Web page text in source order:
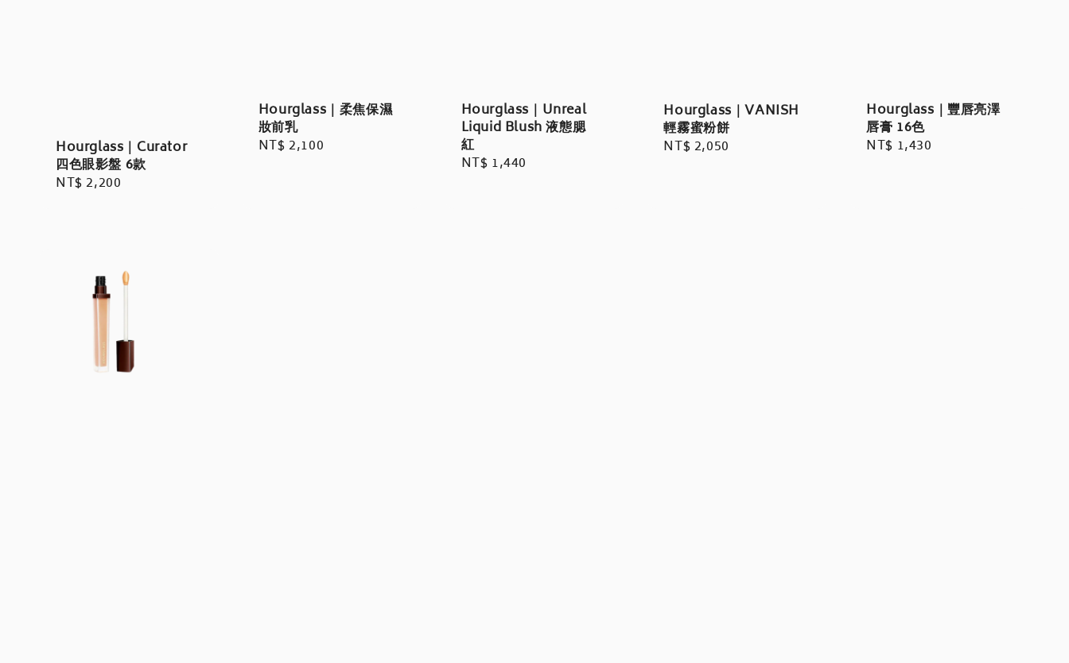
Hourglass｜Curator
四色眼影盤 6款
Regular
NT$ 2,200
Hourglass｜柔焦保濕
妝前乳
Regular
NT$ 2,100
Hourglass｜Unreal
Liquid Blush 液態腮
紅
Regular
NT$ 1,440
Hourglass｜VANISH
輕霧蜜粉餅
Regular
NT$ 2,050
Hourglass｜豐唇亮澤
唇膏 16色
Regular
NT$ 1,430